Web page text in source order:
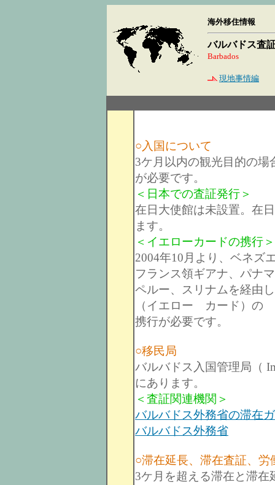
海外移住情報
バルバドス査
Barbados
現地事情編
○入国について
3ケ月以内の観光目的の
が必要です。
＜日本での査証発行＞
在日大使館は未設置。在
ます。
＜イエローカードの携行＞
2004年10月より、ベネズ
フランス領ギアナ、パナ
ペルー、スリナムを経由
（イエロー カード）の
携行が必要です。
○移民局
バルバドス入国管理局（
にあります。
＜査証関連機関＞
バルバドス外務省の滞在
バルバドス外務省
○滞在延長、滞在査証、労
3ケ月を超える滞在と滞